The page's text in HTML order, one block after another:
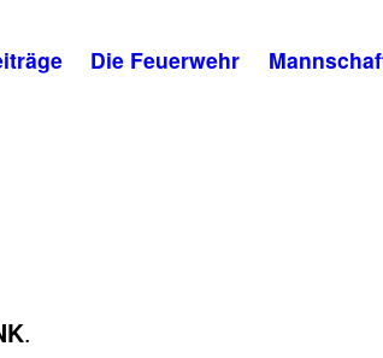
Die Feuerwehr
.